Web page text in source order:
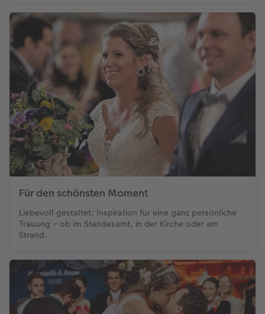
Für den schönsten Moment
Liebevoll gestaltet: Inspiration für eine ganz persönliche
Trauung – ob im Standesamt, in der Kirche oder am
Strand.